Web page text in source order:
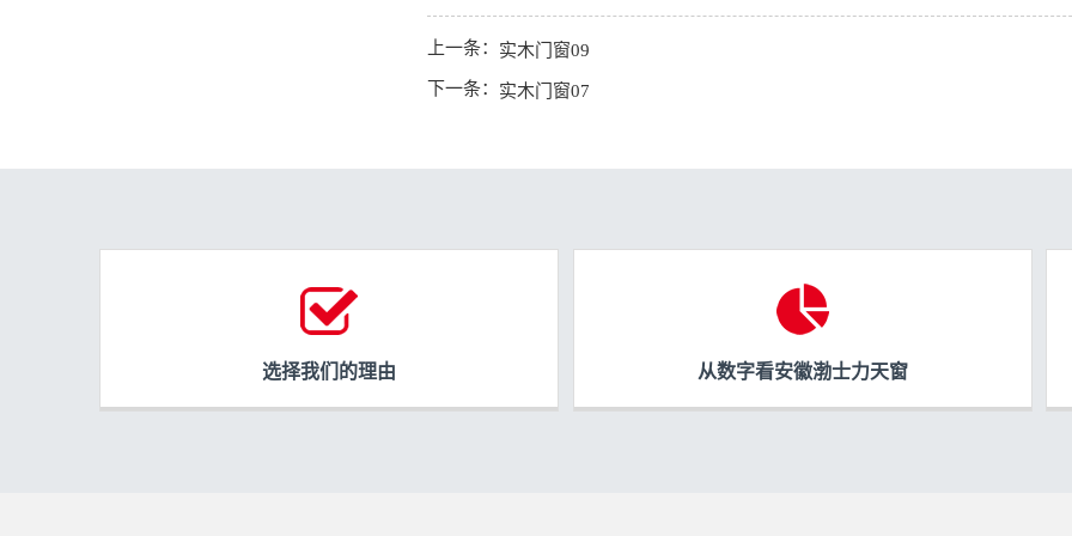
上一条： 实木门窗09
下一条： 实木门窗07
选择我们的理由 从数字看安徽渤士力天窗